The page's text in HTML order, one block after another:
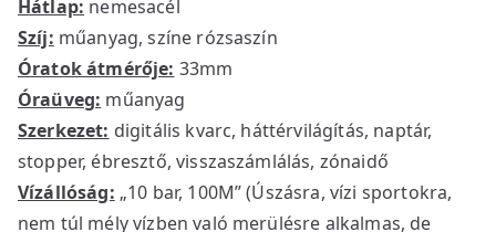
Hátlap: nemesacél
Szíj: műanyag, színe rózsaszín
Óratok átmérője: 33mm
Óraüveg: műanyag
Szerkezet: digitális kvarc, háttérvilágítás, naptár,
stopper, ébresztő, visszaszámlálás, zónaidő
Vízállóság: „10 bar, 100M” (Úszásra, vízi sportokra,
nem túl mély vízben való merülésre alkalmas, de